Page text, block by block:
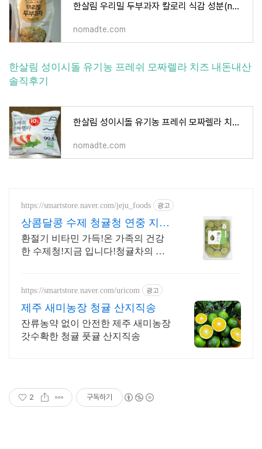
한살림 우리밀 두부과자 칼로리 식감 성분(n년째 최애 과자)
nomadte.com
한살림 성이시돌 유기농 프레쉬 모짜렐라 치즈 내돈내산
솔직후기
한살림 성이시돌 유기농 프레쉬 모짜렐라 치즈 내돈내산 솔직후기
nomadte.com
https://smartstore.naver.com/jeju_foods 광고
상콤달콩 수제 청귤청 연중 지속
구매 가능
환절기 비타민 가득!온 가족의 건강
한 수제청!지금 입니다!청귤차의 계
https://smartstore.naver.com/uricom 광고
제주 새미농장 청귤 산지직송
잔류농약 없이 안전한 제주 새미농장
갓수확한 청귤 풋귤 산지직송
2 구독하기